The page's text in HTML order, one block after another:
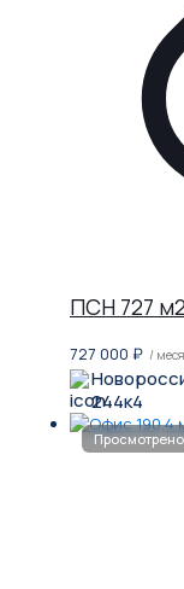
ПСН 727
727 000 ₽ /
244к4